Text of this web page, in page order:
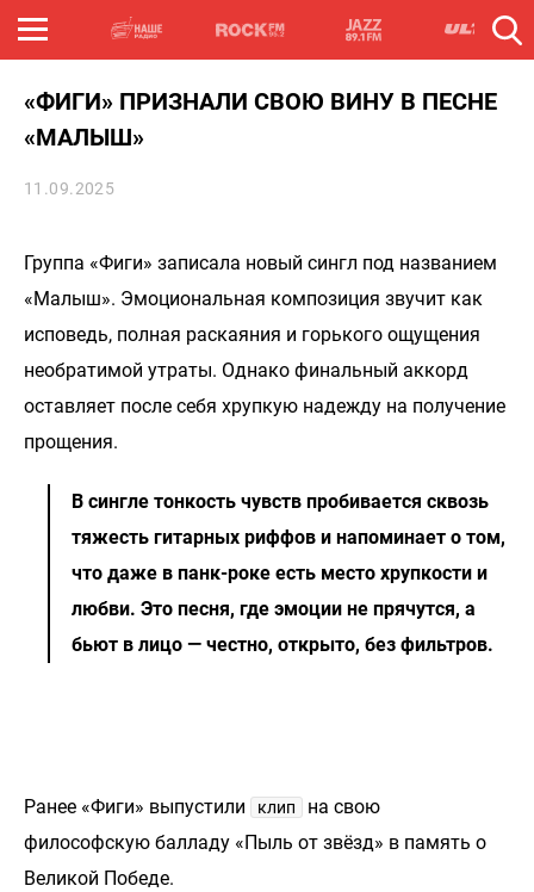
«ФИГИ» ПРИЗНАЛИ СВОЮ ВИНУ В ПЕСНЕ
«МАЛЫШ»
11.09.2025
Группа «Фиги» записала новый сингл под названием
«Малыш». Эмоциональная композиция звучит как
исповедь, полная раскаяния и горького ощущения
необратимой утраты. Однако финальный аккорд
оставляет после себя хрупкую надежду на получение
прощения.
В сингле тонкость чувств пробивается сквозь
тяжесть гитарных риффов и напоминает о том,
что даже в панк-роке есть место хрупкости и
любви. Это песня, где эмоции не прячутся, а
бьют в лицо — честно, открыто, без фильтров.
Ранее «Фиги» выпустили клип
на свою
философскую балладу «Пыль от звёзд» в память о
Великой Победе.